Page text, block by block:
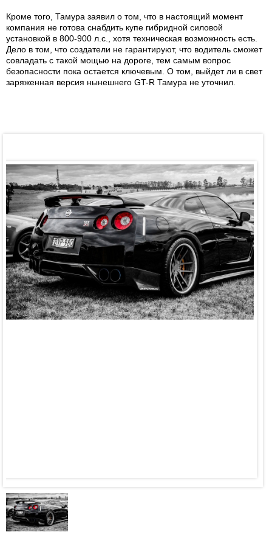
Кроме того, Тамура заявил о том, что в настоящий момент
компания не готова снабдить купе гибридной силовой
установкой в 800-900 л.с., хотя техническая возможность есть.
Дело в том, что создатели не гарантируют, что водитель сможет
совладать с такой мощью на дороге, тем самым вопрос
безопасности пока остается ключевым. О том, выйдет ли в свет
заряженная версия нынешнего GT-R Тамура не уточнил.